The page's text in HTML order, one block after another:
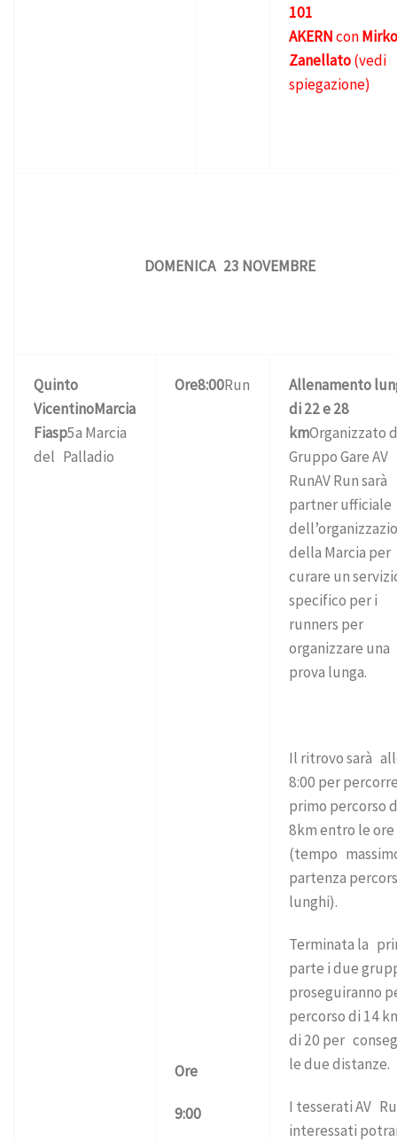
101
AKERNcon
Zanellato(vedi
spiegazione)
DOMENICA 23 NOVEMBRE
Quinto
VicentinoMarcia
Fiasp5a Marcia
del Palladio
Ore8:00Run
Ore
9:00
Allenamento
di 22 e 28
kmOrganizzato
Gruppo Gare AV
RunAV Run sarà
partner ufficiale
della Marcia per
curare un
specifico per i
runners per
organizzare una
prova lunga.
Il ritrovo sarà
8:00 per
primo percorso
8km entro le ore
(tempo
partenza
lunghi).
Terminata la
parte i due
proseguiranno
percorso di 14
di 20 per
le due distanze.
I tesserati AV
interessati